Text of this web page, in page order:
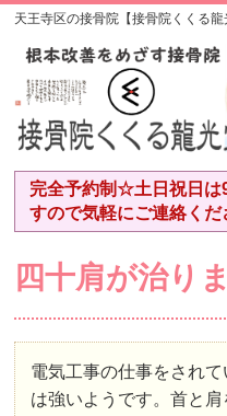
天王寺区の接骨院【接骨院くくる
完全予約制☆土日祝日は
すので気軽にご連絡くだ
四十肩が治り
電気工事の仕事をされ
は強いようです。首と